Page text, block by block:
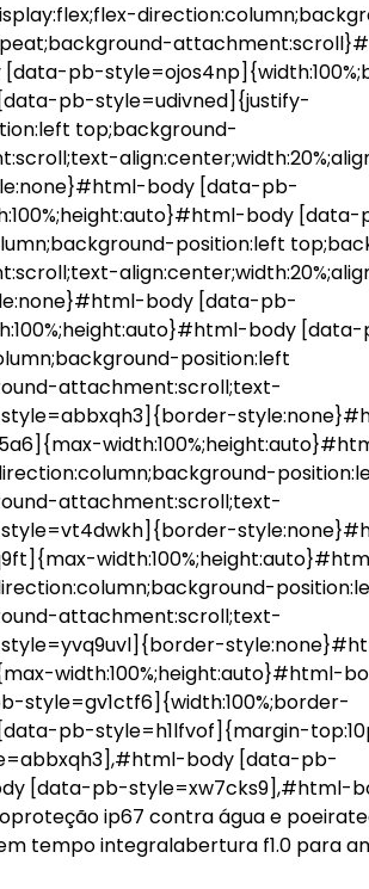
pb-
pb-style=udivned]{justify-
top;background-
body [data-pb-
body [data-
position:left
body [data-pb-
body
position:left
attachment:scroll;text-
attachment:scroll;text-
attachment:scroll;text-
width:100%;height:auto}#html-
pb-style=h1lfvof]{margin-
body [data-pb-
[data-pb-style=xw7cks9],#html-
ip67 contra água e
tempo integralabertura f1.0 para